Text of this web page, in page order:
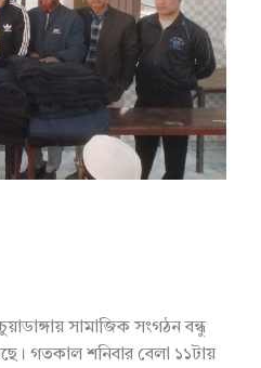
সামাজিক সংগঠন বন্ধু
গতকাল শনিবার বেলা ১১টায়